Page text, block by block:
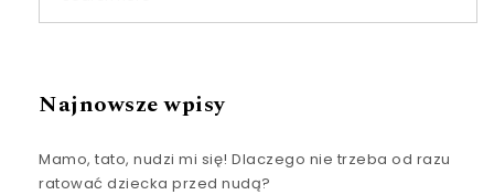
Najnowsze wpisy
Mamo, tato, nudzi mi się! Dlaczego nie trzeba od razu
ratować dziecka przed nudą?